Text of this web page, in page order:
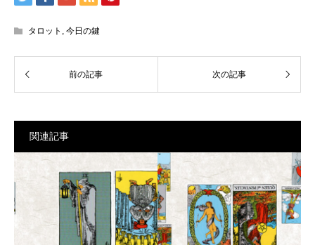
タロット 今日の鍵
関連記事